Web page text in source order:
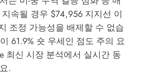
속될 경우 $74,956 지지선 이
조정 가능성을 배제할 수 없습
61.9% 숏 우세인 점도 주의 요
최신 시장 분석에서 실시간 동
.